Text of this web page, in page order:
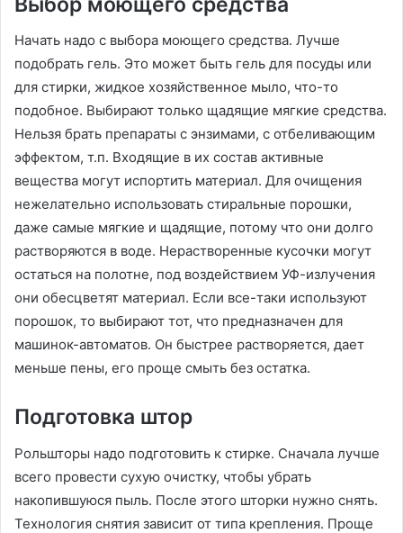
Начать надо с выбора моющего средства. Лучше
подобрать гель. Это может быть гель для посуды или
для стирки, жидкое хозяйственное мыло, что-то
подобное. Выбирают только щадящие мягкие средства.
Нельзя брать препараты с энзимами, с отбеливающим
эффектом, т.п. Входящие в их состав активные
вещества могут испортить материал. Для очищения
нежелательно использовать стиральные порошки,
даже самые мягкие и щадящие, потому что они долго
растворяются в воде. Нерастворенные кусочки могут
остаться на полотне, под воздействием УФ-излучения
они обесцветят материал. Если все-таки используют
порошок, то выбирают тот, что предназначен для
машинок-автоматов. Он быстрее растворяется, дает
меньше пены, его проще смыть без остатка.
Подготовка штор
Рольшторы надо подготовить к стирке. Сначала лучше
всего провести сухую очистку, чтобы убрать
накопившуюся пыль. После этого шторки нужно снять.
Технология снятия зависит от типа крепления. Проще